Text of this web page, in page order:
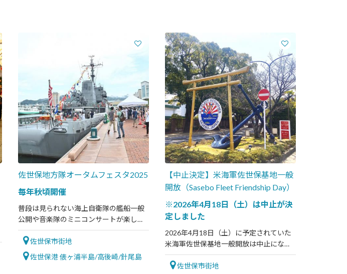
佐世保地方隊オータムフェスタ2025
毎年秋頃開催
普段は見られない海上自衛隊の艦船一般
公開や音楽隊のミニコンサートが楽しめ
る！
佐世保市街地
佐世保港 俵ヶ浦半島/高後崎/針尾島
【中止決定】米海軍佐世保基地一般
開放（Sasebo Fleet Friendship Day）
※2026年4月18日（土）は中止が決
定しました
2026年4月18日（土）に予定されていた
米海軍佐世保基地一般開放は中止になり
ました。現時点で延期開催などの予定は
ありません。
佐世保市街地